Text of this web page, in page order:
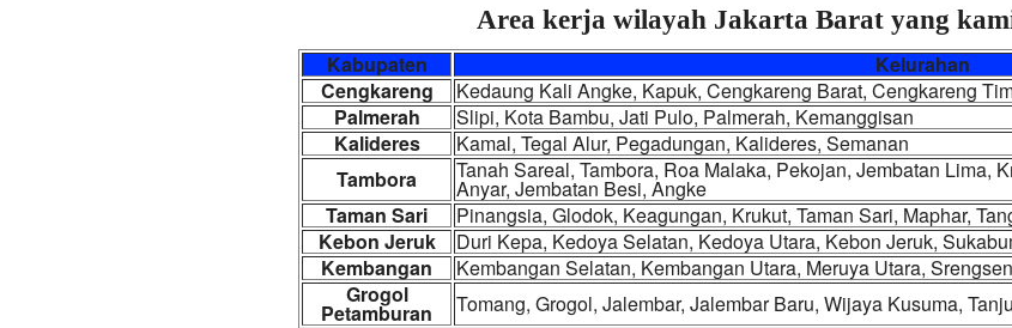
Area kerja wilayah Jakarta Barat yang
Kabupaten
Kelurahan
Cengkareng
Kedaung Kali Angke, Kapuk, Cengkareng Barat, Cengkareng
Palmerah
Slipi, Kota Bambu, Jati Pulo, Palmerah, Kemanggisan
Kalideres
Kamal, Tegal Alur, Pegadungan, Kalideres, Semanan
Tambora
Tanah Sareal, Tambora, Roa Malaka, Pekojan, Jembatan Lima,
Anyar, Jembatan Besi, Angke
Taman Sari
Pinangsia, Glodok, Keagungan, Krukut, Taman Sari, Maphar,
Kebon Jeruk
Duri Kepa, Kedoya Selatan, Kedoya Utara, Kebon Jeruk,
Kembangan
Kembangan Selatan, Kembangan Utara, Meruya Utara,
Grogol
Petamburan Tomang, Grogol, Jalembar, Jalembar Baru, Wijaya Kusuma,